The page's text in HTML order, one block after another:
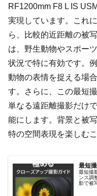
RF1200mm F8 L IS
実現しています。これ
ら、比較的近距離の被
は、野生動物やスポー
状況で特に有効です。
動物の表情を捉える場
す。さらに、この最短
単なる遠距離撮影だけ
能にします。背景と被
特の空間表現を楽しむ
最短
最短撮
ンス調
影で被